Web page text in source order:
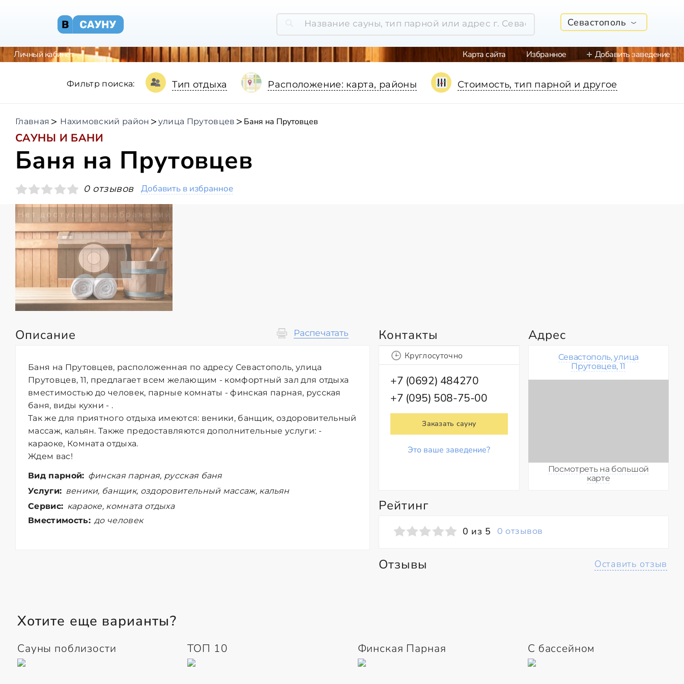
Севастополь
Личный кабинет Карта сайта Избранное Добавить заведение
Фильтр поиска: Тип отдыха Расположение: карта, районы Стоимость, тип парной и другое
Главная Нахимовский район улица Прутовцев Баня на Прутовцев
САУНЫ И БАНИ
Баня на Прутовцев
0 отзывов Добавить в избранное
Описание Распечатать
Баня на Прутовцев, расположенная по адресу Севастополь, улица
Прутовцев, 11, предлагает всем желающим - комфортный зал для отдыха
вместимостью до человек, парные комнаты - финская парная, русская
баня, виды кухни - .
Так же для приятного отдыха имеются: веники, банщик, оздоровительный
массаж, кальян. Также предоставляются дополнительные услуги: -
караоке, Комната отдыха.
Ждем вас!
Вид парной: финская парная, русская баня
Услуги: веники, банщик, оздоровительный массаж, кальян
Сервис: караоке, комната отдыха
Вместимость: до человек
Контакты
Круглосуточно
+7 (0692) 484270
+7 (095) 508-75-00
Заказать сауну
Это ваше заведение?
Адрес
Севастополь, улица
Прутовцев, 11
Посмотреть на большой
карте
Рейтинг
0 из 5 0 отзывов
Отзывы Оставить отзыв
Хотите еще варианты?
Сауны поблизости ТОП 10 Финская Парная С бассейном